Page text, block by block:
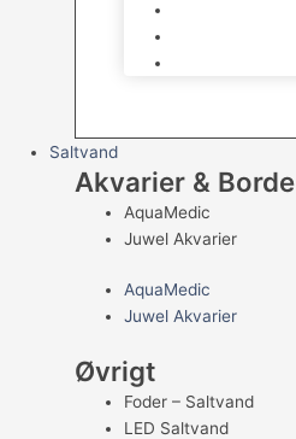
Saltvand
Akvarier & Borde
AquaMedic
Juwel Akvarier
AquaMedic
Juwel Akvarier
Øvrigt
Foder – Saltvand
LED Saltvand